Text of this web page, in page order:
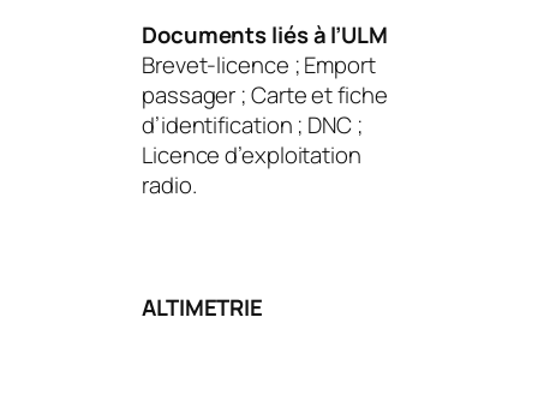
Documents liés à l’ULM
Brevet-licence ; Emport
passager ; Carte et fiche
d’identification ; DNC ;
Licence d’exploitation
radio.
ALTIMETRIE